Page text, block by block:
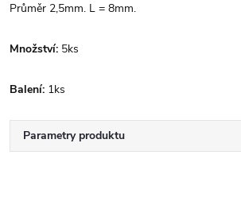
Průměr 2,5mm. L = 8mm.
Množství: 5ks
Balení: 1ks
Parametry produktu